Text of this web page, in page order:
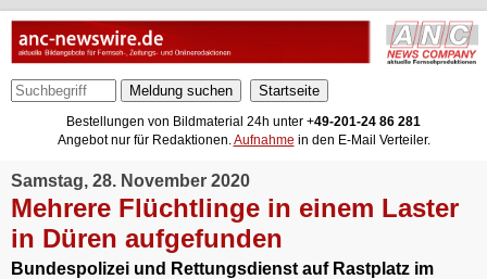
Meldung suchen
Bestellungen von Bildmaterial 24h unter +49-201-24 86 281
Angebot nur für Redaktionen.Aufnahme in den E-Mail Verteiler.
Samstag, 28. November 2020
Mehrere Flüchtlinge in einem Laster
in Düren aufgefunden
Bundespolizei und Rettungsdienst auf Rastplatz im